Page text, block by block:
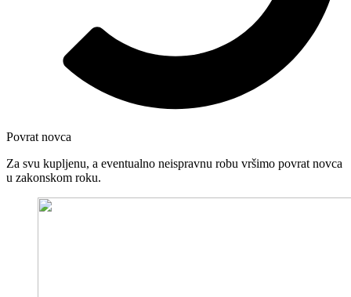
Povrat novca
Za svu kupljenu, a eventualno neispravnu robu vršimo povrat novca
u zakonskom roku.